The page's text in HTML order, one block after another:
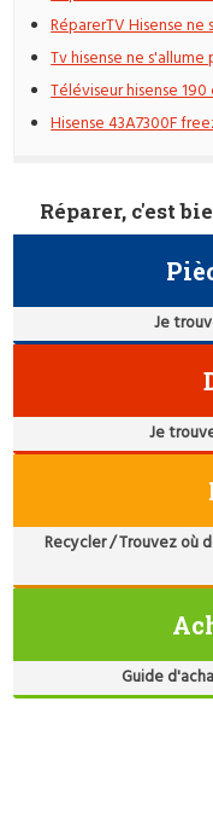
RéparerTV Hisense ne
Tv hisense ne
Téléviseur hisense 190
Hisense 43A7300F
Réparer, c'est
Je
Je
Recycler / Trouvez où
Guide